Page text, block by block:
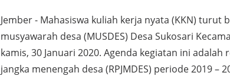
Jember - Mahasiswa kuliah kerja nyata (KKN) turut
musyawarah desa (MUSDES) Desa Sukosari
kamis, 30 Januari 2020. Agenda kegiatan ini
jangka menengah desa (RPJMDES) periode 2019 –